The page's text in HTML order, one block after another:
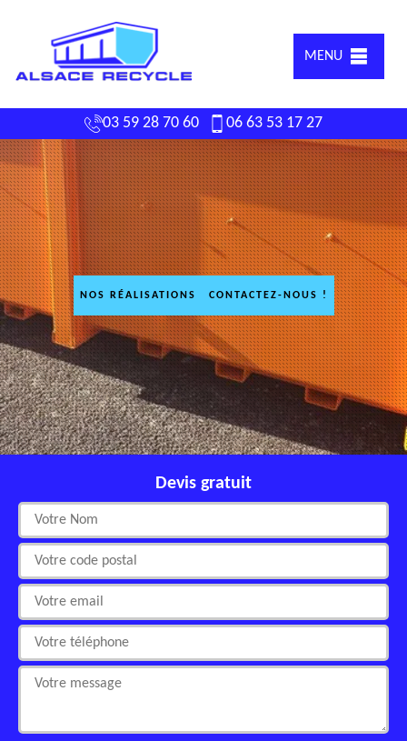
MENU
03 59 28 70 60 06 63 53 17 27
NOS RÉALISATIONS CONTACTEZ-NOUS !
Devis gratuit